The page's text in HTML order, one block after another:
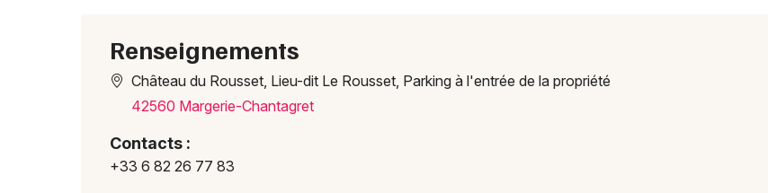
Newsletter des sorties
Renseignements
Château du Rousset, Lieu-dit Le Rousset, Parking à l'entrée de la propriété
42560 Margerie-Chantagret
Contacts :
+33 6 82 26 77 83